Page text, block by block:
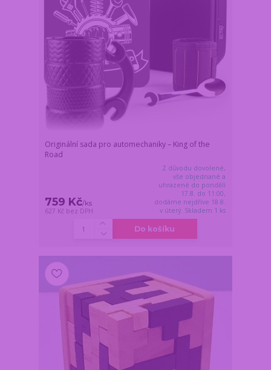
Originální sada pro automechaniky – King of the
Road
759 Kč/ks
627 Kč bez DPH
Z důvodu dovolené,
vše objednané a
uhrazené do pondělí
17.8. do 11:00,
dodáme nejdříve 18.8.
v úterý. Skladem 1 ks
Do košíku